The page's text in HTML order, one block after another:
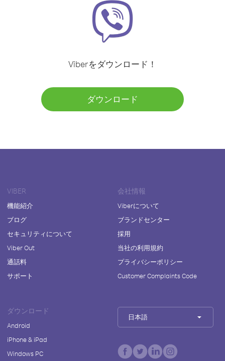
Viberをダウンロード！
ダウンロード
VIBER
機能紹介
ブログ
セキュリティについて
Viber Out
通話料
サポート
会社情報
Viberについて
ブランドセンター
採用
当社の利用規約
プライバシーポリシー
Customer Complaints Code
ダウンロード
Android
iPhone & iPad
Windows PC
日本語